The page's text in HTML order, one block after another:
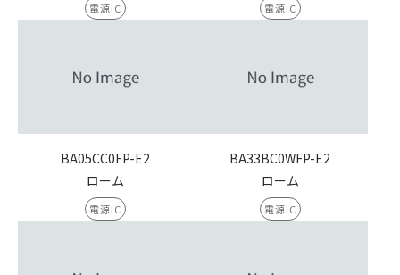
電源IC 電源IC
BA05CC0FP-E2
ローム
電源IC
BA33BC0WFP-E2
ローム
電源IC